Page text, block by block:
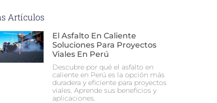
Artículos
El Asfalto En Caliente
Soluciones Para Proyectos
Viales En Perú
Descubre por qué el asfalto en
caliente en Perú es la opción más
duradera y eficiente para proyectos
viales. Aprende sus beneficios y
aplicaciones.